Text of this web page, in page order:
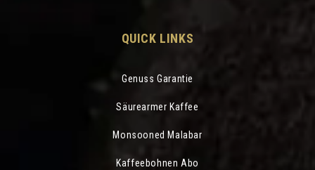
QUICK LINKS
Genuss Garantie
Säurearmer Kaffee
Monsooned Malabar
Kaffeebohnen Abo